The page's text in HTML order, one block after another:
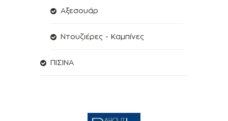
Αξεσουάρ
Ντουζιέρες - Καμπίνες
ΠΙΣΙΝΑ